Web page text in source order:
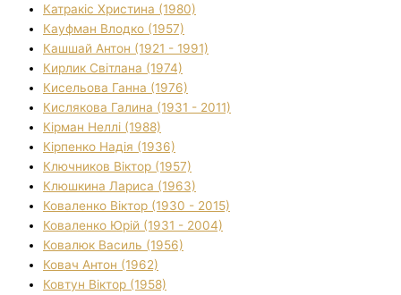
Катракіс Христина (1980)
Кауфман Влодко (1957)
Кашшай Антон (1921 - 1991)
Кирлик Світлана (1974)
Кисельова Ганна (1976)
Кислякова Галина (1931 - 2011)
Кірман Неллі (1988)
Кірпенко Надія (1936)
Ключников Віктор (1957)
Клюшкина Лариса (1963)
Коваленко Віктор (1930 - 2015)
Коваленко Юрій (1931 - 2004)
Ковалюк Василь (1956)
Ковач Антон (1962)
Ковтун Віктор (1958)